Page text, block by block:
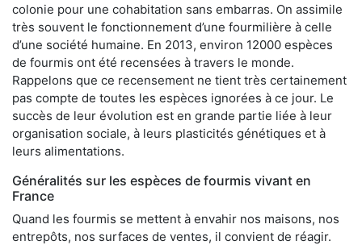
colonie pour une cohabitation sans embarras. On assimile
très souvent le fonctionnement d’une fourmilière à celle
d’une société humaine. En 2013, environ 12000 espèces
de fourmis ont été recensées à travers le monde.
Rappelons que ce recensement ne tient très certainement
pas compte de toutes les espèces ignorées à ce jour. Le
succès de leur évolution est en grande partie liée à leur
organisation sociale, à leurs plasticités génétiques et à
leurs alimentations.
Généralités sur les espèces de fourmis vivant en
France
Quand les fourmis se mettent à envahir nos maisons, nos
entrepôts, nos surfaces de ventes, il convient de réagir.